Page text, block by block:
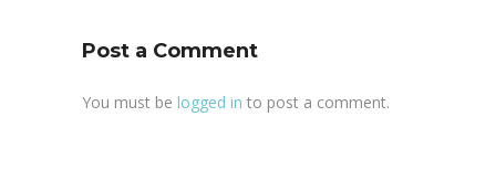
Post a Comment
You must be logged in to post a comment.